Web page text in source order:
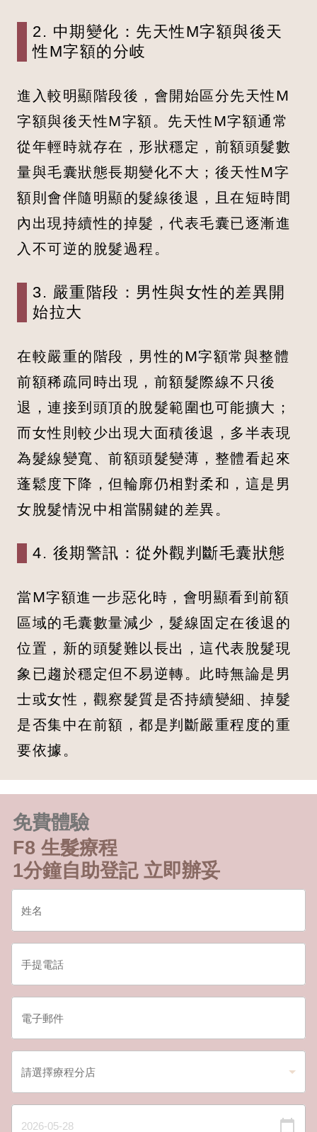
2. 中期變化：先天性M字額與後天
性M字額的分岐
進入較明顯階段後，會開始區分先天性M
字額與後天性M字額。先天性M字額通常
從年輕時就存在，形狀穩定，前額頭髮數
量與毛囊狀態長期變化不大；後天性M字
額則會伴隨明顯的髮線後退，且在短時間
內出現持續性的掉髮，代表毛囊已逐漸進
入不可逆的脫髮過程。
3. 嚴重階段：男性與女性的差異開
始拉大
在較嚴重的階段，男性的M字額常與整體
前額稀疏同時出現，前額髮際線不只後
退，連接到頭頂的脫髮範圍也可能擴大；
而女性則較少出現大面積後退，多半表現
為髮線變寬、前額頭髮變薄，整體看起來
蓬鬆度下降，但輪廓仍相對柔和，這是男
女脫髮情況中相當關鍵的差異。
4. 後期警訊：從外觀判斷毛囊狀態
當M字額進一步惡化時，會明顯看到前額
區域的毛囊數量減少，髮線固定在後退的
位置，新的頭髮難以長出，這代表脫髮現
象已趨於穩定但不易逆轉。此時無論是男
士或女性，觀察髮質是否持續變細、掉髮
是否集中在前額，都是判斷嚴重程度的重
要依據。
免費體驗
F8 生髮療程
1分鐘自助登記 立即辦妥